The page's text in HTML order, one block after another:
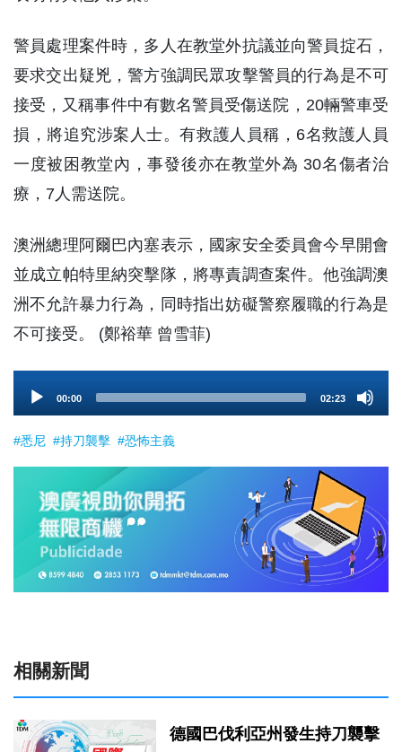
警員處理案件時，多人在教堂外抗議並向警員掟石，
要求交出疑兇，警方強調民眾攻擊警員的行為是不可
接受，又稱事件中有數名警員受傷送院，20輛警車受
損，將追究涉案人士。有救護人員稱，6名救護人員
一度被困教堂內，事發後亦在教堂外為 30名傷者治
療，7人需送院。
澳洲總理阿爾巴內塞表示，國家安全委員會今早開會
並成立帕特里納突擊隊，將專責調查案件。他強調澳
洲不允許暴力行為，同時指出妨礙警察履職的行為是
不可接受。 (鄭裕華 曾雪菲)
Player
00:00 02:23
#悉尼 #持刀襲擊 #恐怖主義
相關新聞
德國巴伐利亞州發生持刀襲擊